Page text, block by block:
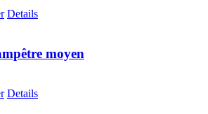
Details
moyen
Details